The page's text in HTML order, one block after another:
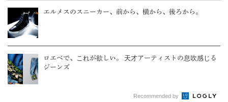
エルメスのスニーカー、前から、横から、後ろから。
ロエベで、これが欲しい。 天才アーティストの息吹感じる
ジーンズ
Recommended by